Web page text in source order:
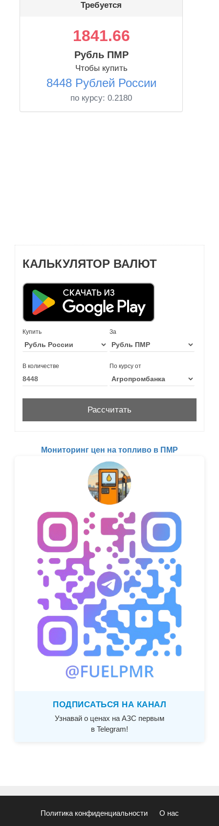
Требуется
1841.66
Рубль ПМР
Чтобы купить
8448 Рублей России
по курсу: 0.2180
КАЛЬКУЛЯТОР ВАЛЮТ
Купить За
В количестве По курсу от
Мониторинг цен на топливо в ПМР
ПОДПИСАТЬСЯ НА КАНАЛ
Узнавай о ценах на АЗС первым
в Telegram!
Политика конфиденциальности О нас